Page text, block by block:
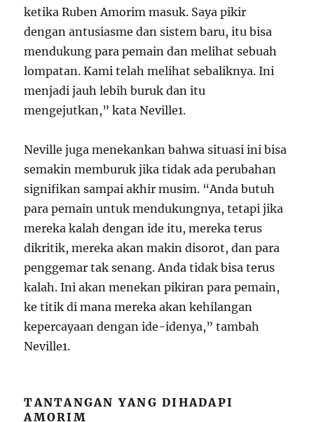
ketika Ruben Amorim masuk. Saya pikir
dengan antusiasme dan sistem baru, itu bisa
mendukung para pemain dan melihat sebuah
lompatan. Kami telah melihat sebaliknya. Ini
menjadi jauh lebih buruk dan itu
mengejutkan,” kata Neville1.
Neville juga menekankan bahwa situasi ini bisa
semakin memburuk jika tidak ada perubahan
signifikan sampai akhir musim. “Anda butuh
para pemain untuk mendukungnya, tetapi jika
mereka kalah dengan ide itu, mereka terus
dikritik, mereka akan makin disorot, dan para
penggemar tak senang. Anda tidak bisa terus
kalah. Ini akan menekan pikiran para pemain,
ke titik di mana mereka akan kehilangan
kepercayaan dengan ide-idenya,” tambah
Neville1.
TANTANGAN YANG DIHADAPI
AMORIM